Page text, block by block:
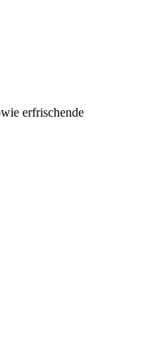
erfrischende